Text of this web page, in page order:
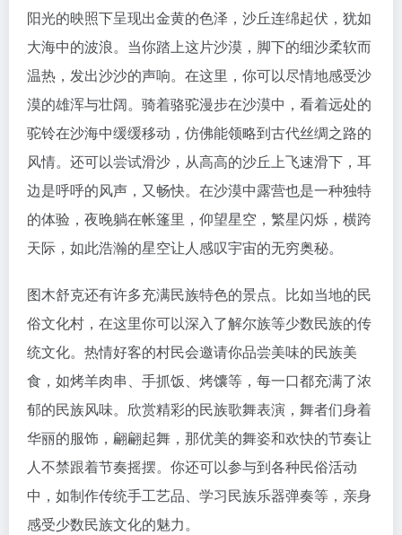
阳光的映照下呈现出金黄的色泽，沙丘连绵起伏，犹如
大海中的波浪。当你踏上这片沙漠，脚下的细沙柔软而
温热，发出沙沙的声响。在这里，你可以尽情地感受沙
漠的雄浑与壮阔。骑着骆驼漫步在沙漠中，看着远处的
驼铃在沙海中缓缓移动，仿佛能领略到古代丝绸之路的
风情。还可以尝试滑沙，从高高的沙丘上飞速滑下，耳
边是呼呼的风声，又畅快。在沙漠中露营也是一种独特
的体验，夜晚躺在帐篷里，仰望星空，繁星闪烁，横跨
天际，如此浩瀚的星空让人感叹宇宙的无穷奥秘。
图木舒克还有许多充满民族特色的景点。比如当地的民
俗文化村，在这里你可以深入了解尔族等少数民族的传
统文化。热情好客的村民会邀请你品尝美味的民族美
食，如烤羊肉串、手抓饭、烤馕等，每一口都充满了浓
郁的民族风味。欣赏精彩的民族歌舞表演，舞者们身着
华丽的服饰，翩翩起舞，那优美的舞姿和欢快的节奏让
人不禁跟着节奏摇摆。你还可以参与到各种民俗活动
中，如制作传统手工艺品、学习民族乐器弹奏等，亲身
感受少数民族文化的魅力。